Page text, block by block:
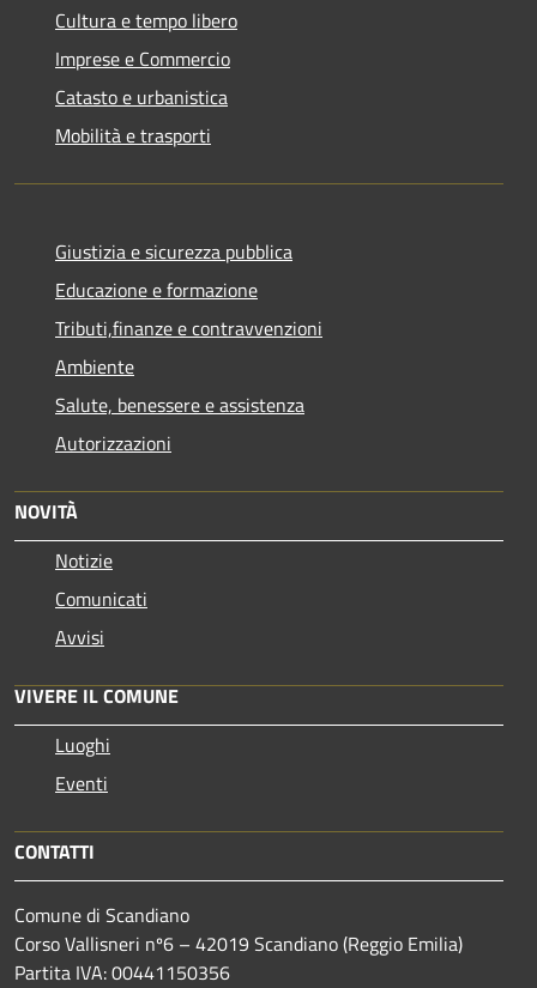
Cultura e tempo libero
Imprese e Commercio
Catasto e urbanistica
Mobilità e trasporti
Giustizia e sicurezza pubblica
Educazione e formazione
Tributi,finanze e contravvenzioni
Ambiente
Salute, benessere e assistenza
Autorizzazioni
NOVITÀ
Notizie
Comunicati
Avvisi
VIVERE IL COMUNE
Luoghi
Eventi
CONTATTI
Comune di Scandiano
Corso Vallisneri nº6 – 42019 Scandiano (Reggio Emilia)
Partita IVA: 00441150356